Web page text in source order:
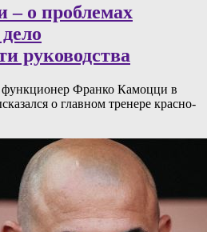
о проблемах
руководства
Франко Камоцци в
о главном тренере красно-